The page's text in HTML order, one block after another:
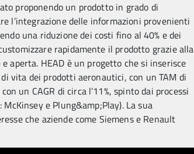
proponendo un prodotto in grado di
l’integrazione delle informazioni provenienti
una riduzione dei costi fino al 40% e dei
rapidamente il prodotto grazie alla
aperta. HEAD è un progetto che si inserisce
vita dei prodotti aeronautici, con un TAM di
un CAGR di circa l’11%, spinto dai processi
e Plung&amp;Play). La sua
che aziende come Siemens e Renault